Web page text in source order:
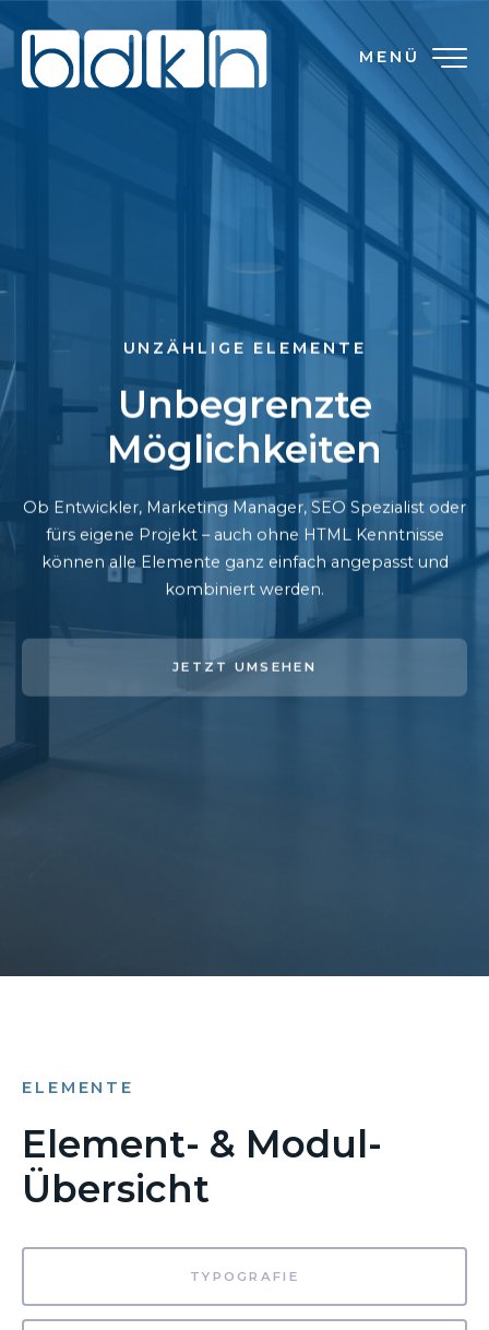
MENÜ
UNZÄHLIGE ELEMENTE
Unbegrenzte
Möglichkeiten
Ob Entwickler, Marketing Manager, SEO Spezialist oder
fürs eigene Projekt – auch ohne HTML Kenntnisse
können alle Elemente ganz einfach angepasst und
kombiniert werden.
JETZT UMSEHEN
ELEMENTE
Element- & Modul-
Übersicht
TYPOGRAFIE